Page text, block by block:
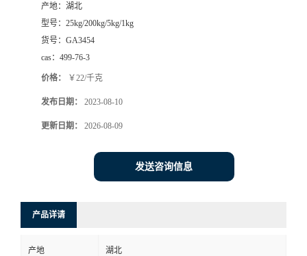
产地： 湖北
型号： 25kg/200kg/5kg/1kg
货号： GA3454
cas： 499-76-3
价格： ￥22/千克
发布日期： 2023-08-10
更新日期： 2026-08-09
发送咨询信息
产品详请
产地 湖北